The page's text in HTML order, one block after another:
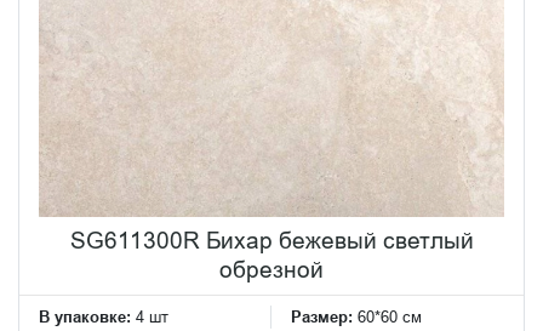
SG611300R Бихар бежевый светлый
обрезной
В упаковке: 4 шт Размер: 60*60 см